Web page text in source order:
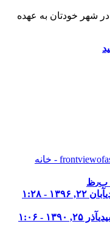
در شهر خودتان به عهده
آبان ۲۲, ۱۳۹۶ - ۱:۲۸
آذر ۲۵, ۱۳۹۰ - ۱:۰۶